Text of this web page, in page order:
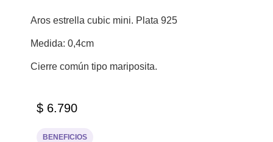
Aros estrella cubic mini. Plata 925
Medida: 0,4cm
Cierre común tipo mariposita.
$ 6.790
BENEFICIOS